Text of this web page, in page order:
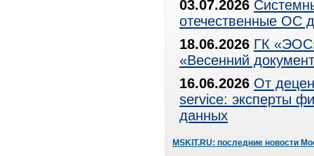
03.07.2026
отечественные ОС
18.06.2026 ГК
«Весенний
16.06.2026 От
service: эксперты
данных
MSKIT.RU: последние новости